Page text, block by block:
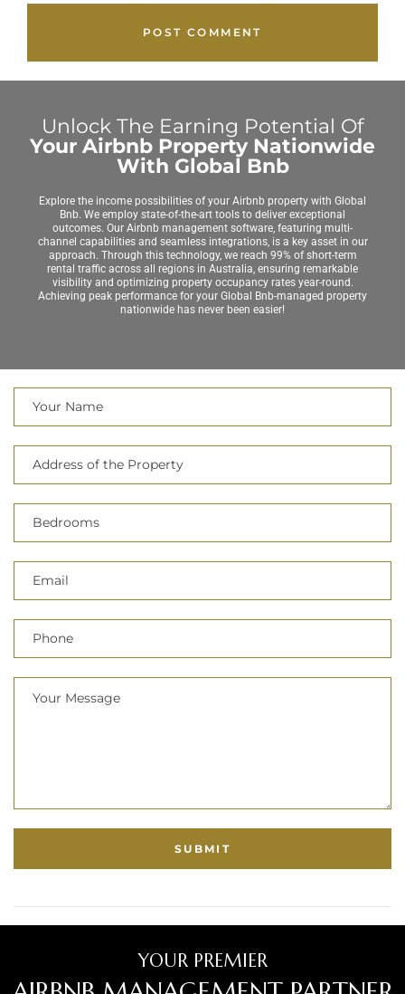
Unlock The Earning Potential Of
Your Airbnb Property Nationwide
With Global Bnb
Explore the income possibilities of your Airbnb property with Global
Bnb. We employ state-of-the-art tools to deliver exceptional
outcomes. Our Airbnb management software, featuring multi-
channel capabilities and seamless integrations, is a key asset in our
approach. Through this technology, we reach 99% of short-term
rental traffic across all regions in Australia, ensuring remarkable
visibility and optimizing property occupancy rates year-round.
Achieving peak performance for your Global Bnb-managed property
nationwide has never been easier!
YOUR PREMIER